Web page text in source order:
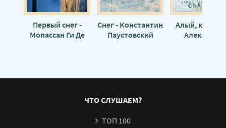
Первый снег -
Мопассан Ги Де
Снег - Константин
Паустовский
Алый, как
Александр
ЧТО СЛУШАЕМ?
ТОП 100